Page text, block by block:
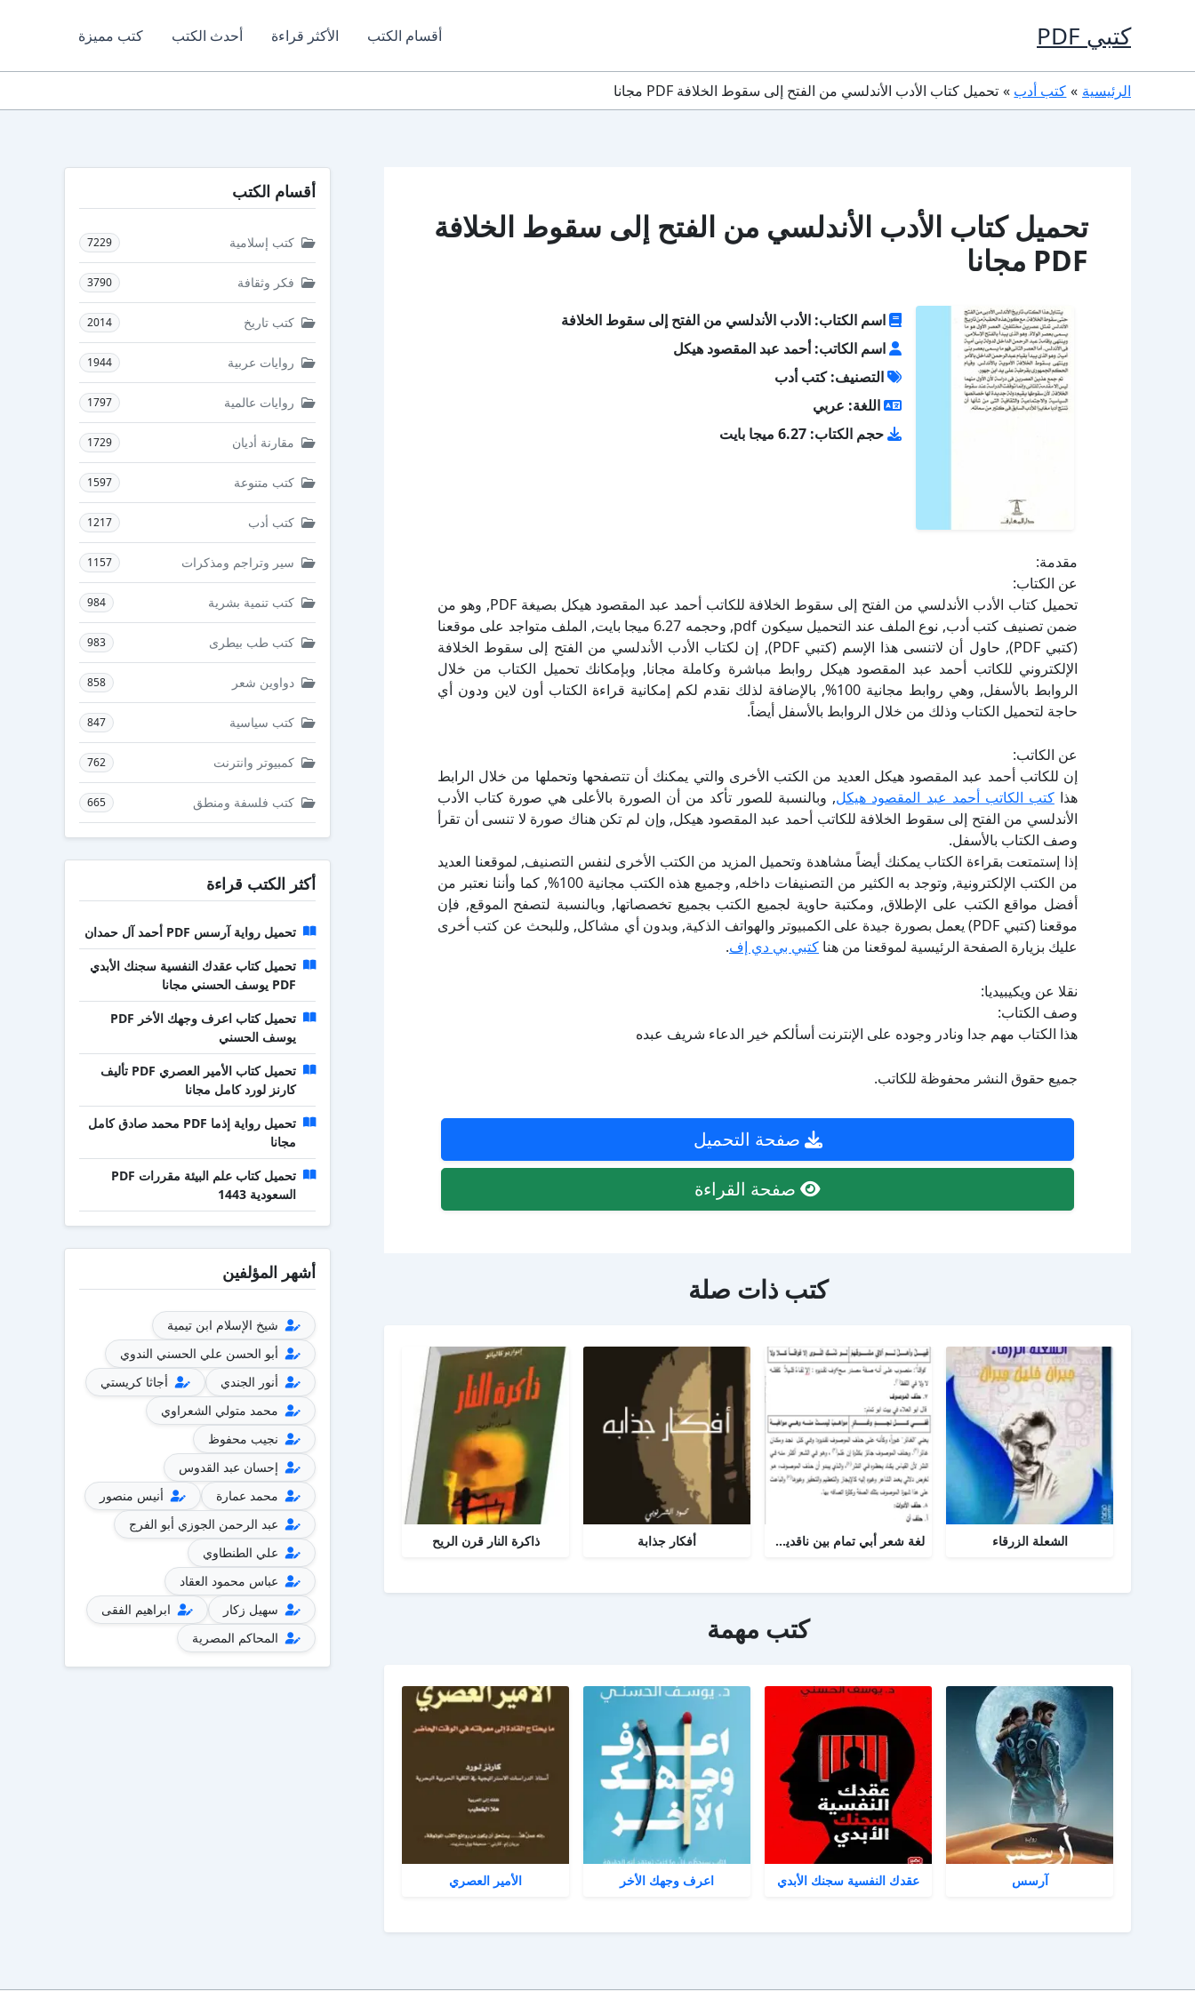
كتبي PDF أقسام الكتب الأكثر قراءة أحدث الكتب كتب مميزة
الرئيسية كتب أدب تحميل كتاب الأدب الأندلسي من الفتح إلى سقوط الخلافة PDF مجانا
تحميل كتاب الأدب الأندلسي من الفتح إلى سقوط الخلافة
PDF مجانا
اسم الكتاب: الأدب الأندلسي من الفتح إلى سقوط الخلافة
اسم الكاتب: أحمد عبد المقصود هيكل
التصنيف: كتب أدب
اللغة: عربي
حجم الكتاب: 6.27 ميجا بايت
مقدمة:
عن الكتاب:
تحميل كتاب الأدب الأندلسي من الفتح إلى سقوط الخلافة للكاتب أحمد عبد المقصود هيكل بصيغة PDF, وهو من
ضمن تصنيف كتب أدب, نوع الملف عند التحميل سيكون pdf, وحجمه 6.27 ميجا بايت, الملف متواجد على موقعنا
(كتبي PDF), حاول أن لاتنسى هذا الإسم (كتبي PDF), إن لكتاب الأدب الأندلسي من الفتح إلى سقوط الخلافة
الإلكتروني للكاتب أحمد عبد المقصود هيكل روابط مباشرة وكاملة مجانا, وبإمكانك تحميل الكتاب من خلال
الروابط بالأسفل, وهي روابط مجانية 100%, بالإضافة لذلك نقدم لكم إمكانية قراءة الكتاب أون لاين ودون أي
حاجة لتحميل الكتاب وذلك من خلال الروابط بالأسفل أيضاً.
عن الكاتب:
إن للكاتب أحمد عبد المقصود هيكل العديد من الكتب الأخرى والتي يمكنك أن تتصفحها وتحملها من خلال الرابط
هذاكتب الكاتب أحمد عبد المقصود هيكل, وبالنسبة للصور تأكد من أن الصورة بالأعلى هي صورة كتاب الأدب
الأندلسي من الفتح إلى سقوط الخلافة للكاتب أحمد عبد المقصود هيكل, وإن لم تكن هناك صورة لا تنسى أن تقرأ
وصف الكتاب بالأسفل.
إذا إستمتعت بقراءة الكتاب يمكنك أيضاً مشاهدة وتحميل المزيد من الكتب الأخرى لنفس التصنيف, لموقعنا العديد
من الكتب الإلكترونية, وتوجد به الكثير من التصنيفات داخله, وجميع هذه الكتب مجانية 100%, كما وأننا نعتبر من
أفضل مواقع الكتب على الإطلاق, ومكتبة حاوية لجميع الكتب بجميع تخصصاتها, وبالنسبة لتصفح الموقع, فإن
موقعنا (كتبي PDF) يعمل بصورة جيدة على الكمبيوتر والهواتف الذكية, وبدون أي مشاكل, وللبحث عن كتب أخرى
عليك بزيارة الصفحة الرئيسية لموقعنا من هنا كتبي بي دي إف.
نقلا عن ويكيبيديا:
وصف الكتاب:
هذا الكتاب مهم جدا ونادر وجوده على الإنترنت أسألكم خير الدعاء شريف عبده
جميع حقوق النشر محفوظة للكاتب.
صفحة التحميل
صفحة القراءة
كتب ذات صلة
الشعلة الزرقاء لغة شعر أبي تمام بين ناقديه - رسالة لغه عربية أفكار جذابة ذاكرة النار قرن الريح
كتب مهمة
آرسس عقدك النفسية سجنك الأبدي اعرف وجهك الأخر الأمير العصري
أقسام الكتب
كتب إسلامية 7229
فكر وثقافة 3790
كتب تاريخ 2014
روايات عربية 1944
روايات عالمية 1797
مقارنة أديان 1729
كتب متنوعة 1597
كتب أدب 1217
سير وتراجم ومذكرات 1157
كتب تنمية بشرية 984
كتب طب بيطرى 983
دواوين شعر 858
كتب سياسية 847
كمبيوتر وانترنت 762
كتب فلسفة ومنطق 665
أكثر الكتب قراءة
تحميل رواية آرسس PDF أحمد آل حمدان
تحميل كتاب عقدك النفسية سجنك الأبدي
PDF يوسف الحسني مجانا
تحميل كتاب اعرف وجهك الأخر PDF
يوسف الحسني
تحميل كتاب الأمير العصري PDF تأليف
كارنز لورد كامل مجانا
تحميل رواية إذما PDF محمد صادق كامل
مجانا
تحميل كتاب علم البيئة مقررات PDF
السعودية 1443
أشهر المؤلفين
شيخ الإسلام ابن تيمية
أبو الحسن علي الحسني الندوي
أنور الجندي
أجاثا كريستي
محمد متولي الشعراوي
نجيب محفوظ
إحسان عبد القدوس
محمد عمارة
أنيس منصور
عبد الرحمن الجوزي أبو الفرج
علي الطنطاوي
عباس محمود العقاد
سهيل زكار
ابراهيم الفقى
المحاكم المصرية